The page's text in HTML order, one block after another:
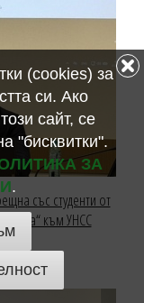
със студенти от
към УНСС
(cookies) за
си. Ако
сайт, се
"бисквитки".
ЗА
.